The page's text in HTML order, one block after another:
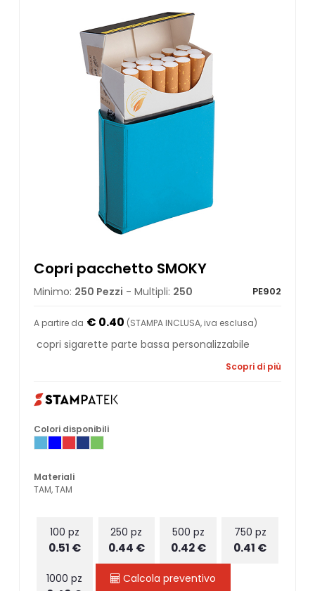
Copri pacchetto SMOKY
Minimo: 250 Pezzi - Multipli: 250 PE902
A partire da € 0.40 (STAMPA INCLUSA, iva esclusa)
copri sigarette parte bassa personalizzabile
Scopri di più
Colori disponibili
Materiali
TAM, TAM
100 pz
0.51 €
250 pz
0.44 €
500 pz
0.42 €
750 pz
0.41 €
1000 pz Calcola preventivo